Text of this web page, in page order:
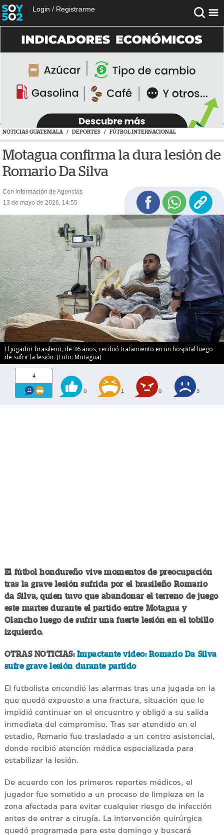
Login / Registrarme
NOTICIAS GUATEMALA / DEPORTES / FÚTBOL INTERNACIONAL
Motagua confirma la dura lesión de
Romario Da Silva
Con información de Agencias
13 de mayo de 2026, 14:55
El jugador brasileño, de 36 años, recibió tratamiento en un hospital luego
de sufrir la lesión. (Foto: Motagua)
4
0 1 0 3
El fútbol hondureño vive momentos de preocupación
tras la grave lesión sufrida por el brasileño Romario
da Silva, quien tuvo que abandonar el terreno de juego
este martes durante el partido entre Motagua y
Olancho luego de sufrir una fuerte lesión en el tobillo
izquierdo.
OTRAS NOTICIAS: Impactante video: Romario Da Silva
sufre grave lesión durante partido
El futbolista encendió las alarmas tras una jugada en la
que quedó expuesto a una fractura, situación que le
impidió continuar en el encuentro y obligó a su salida
inmediata del compromiso. Tras ser atendido en el
estadio, Romario fue trasladado a un centro asistencial,
donde recibió atención médica especializada para
estabilizar la lesión.
De acuerdo con los primeros reportes médicos, el
jugador fue sometido a un proceso de limpieza en la
zona afectada para evitar cualquier riesgo de infección
antes de entrar a cirugía. La intervención quirúrgica
quedó programada para este domingo y buscará